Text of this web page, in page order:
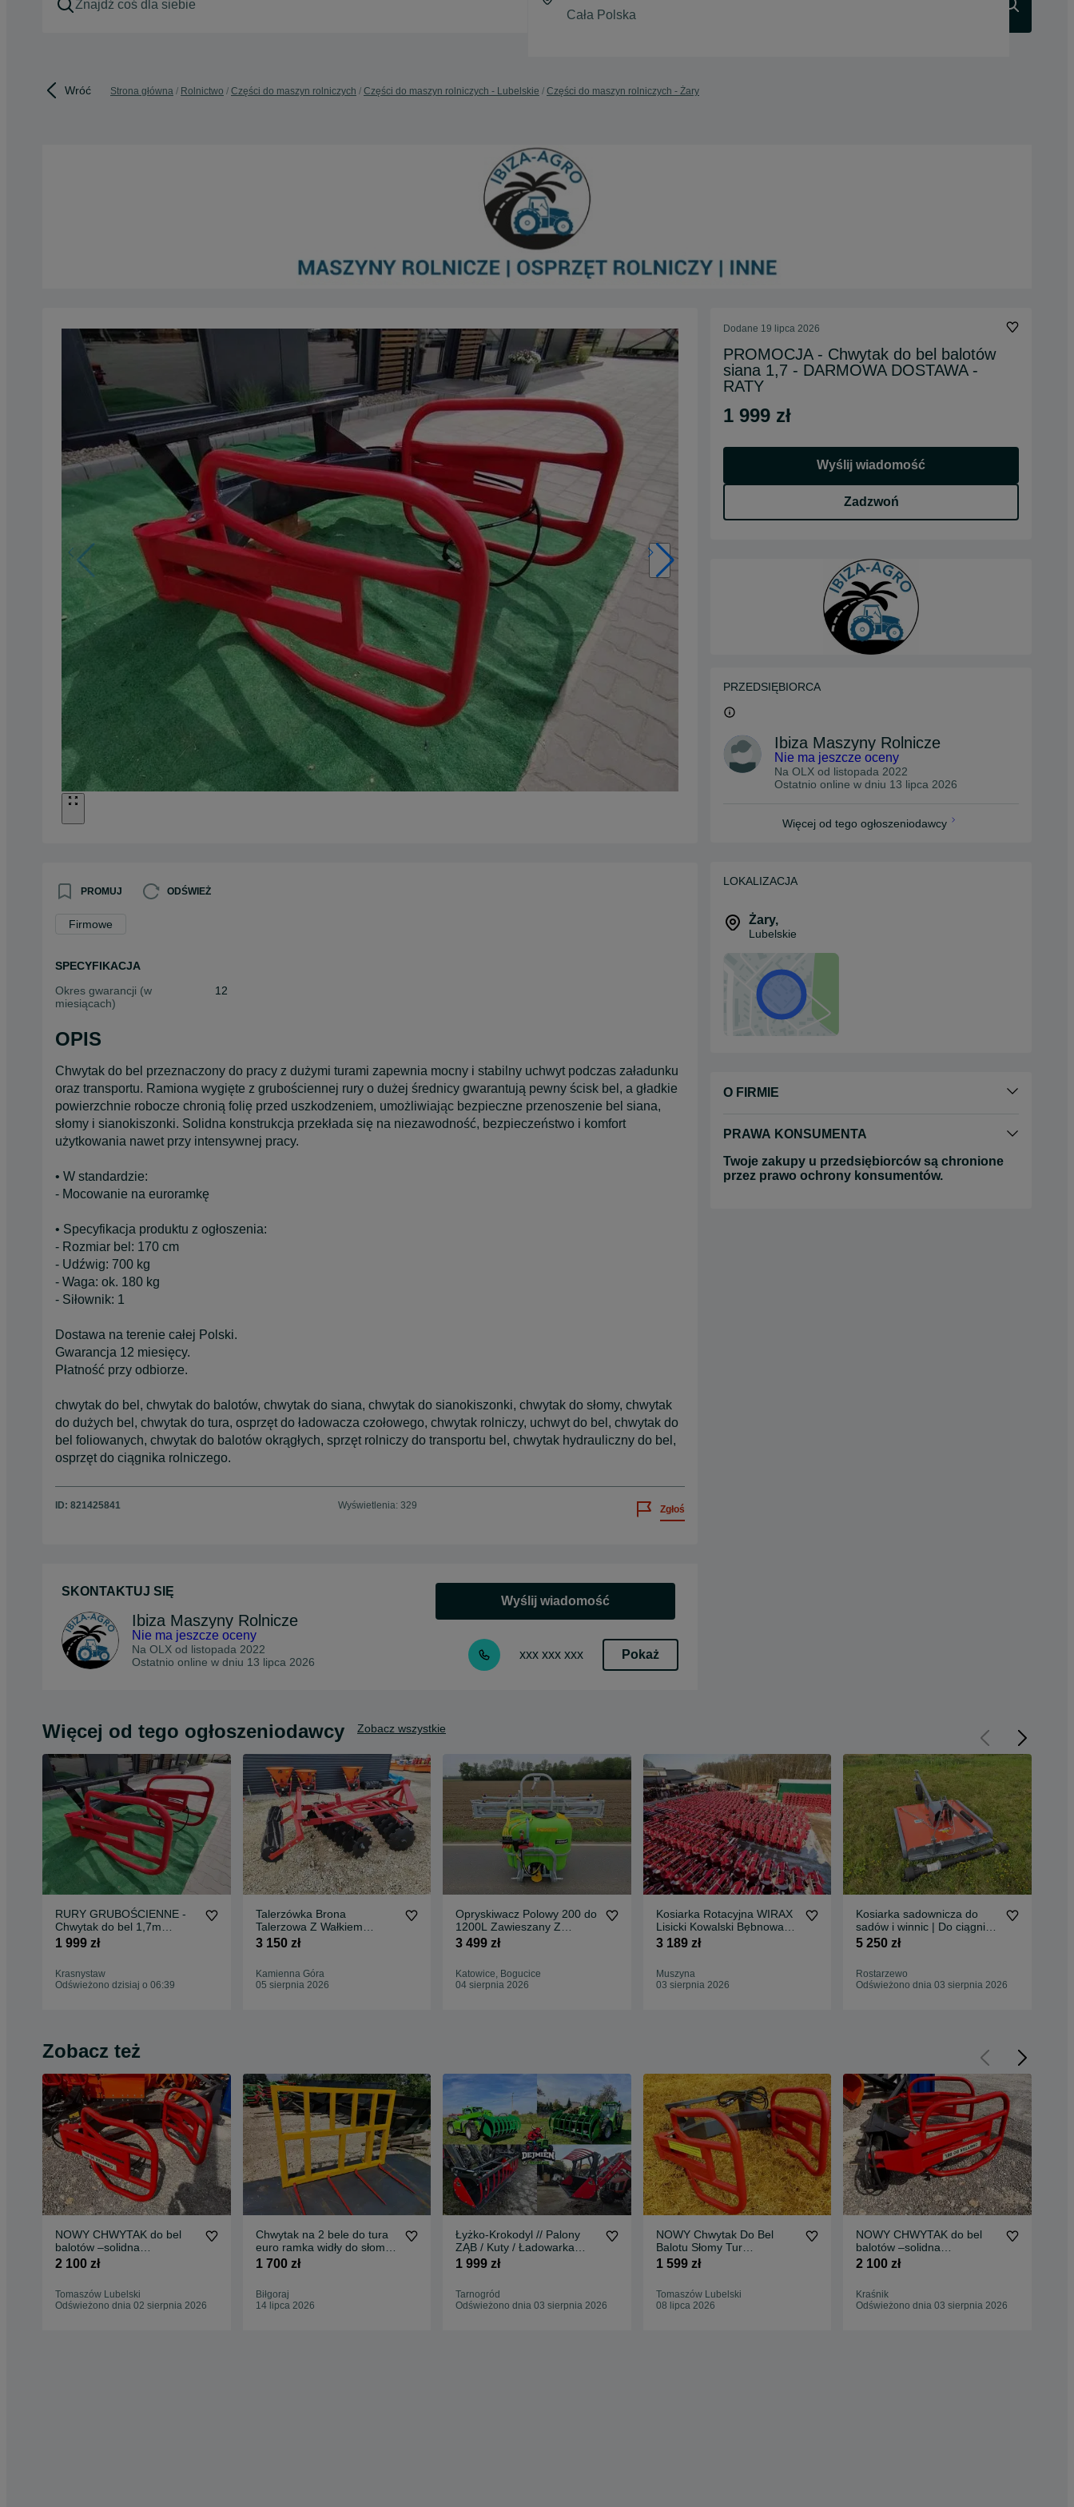
Wróć Strona główna Rolnictwo Części do maszyn rolniczych Części do maszyn rolniczych - Lubelskie Części do maszyn rolniczych - Żary
PROMUJ ODŚWIEŻ
Firmowe
SPECYFIKACJA
Okres gwarancji (w
miesiącach)
12
OPIS
Chwytak do bel przeznaczony do pracy z dużymi turami zapewnia mocny i stabilny uchwyt podczas załadunku
oraz transportu. Ramiona wygięte z grubościennej rury o dużej średnicy gwarantują pewny ścisk bel, a gładkie
powierzchnie robocze chronią folię przed uszkodzeniem, umożliwiając bezpieczne przenoszenie bel siana,
słomy i sianokiszonki. Solidna konstrukcja przekłada się na niezawodność, bezpieczeństwo i komfort
użytkowania nawet przy intensywnej pracy.
• W standardzie:
- Mocowanie na euroramkę
• Specyfikacja produktu z ogłoszenia:
- Rozmiar bel: 170 cm
- Udźwig: 700 kg
- Waga: ok. 180 kg
- Siłownik: 1
Dostawa na terenie całej Polski.
Gwarancja 12 miesięcy.
Płatność przy odbiorze.
chwytak do bel, chwytak do balotów, chwytak do siana, chwytak do sianokiszonki, chwytak do słomy, chwytak
do dużych bel, chwytak do tura, osprzęt do ładowacza czołowego, chwytak rolniczy, uchwyt do bel, chwytak do
bel foliowanych, chwytak do balotów okrągłych, sprzęt rolniczy do transportu bel, chwytak hydrauliczny do bel,
osprzęt do ciągnika rolniczego.
ID: 821425841 Wyświetlenia: 329 Zgłoś
SKONTAKTUJ SIĘ
Ibiza Maszyny Rolnicze
Nie ma jeszcze oceny
Na OLX od listopada 2022
Ostatnio online w dniu 13 lipca 2026
Wyślij wiadomość
xxx xxx xxx Pokaż
Dodane 19 lipca 2026
PROMOCJA - Chwytak do bel balotów
siana 1,7 - DARMOWA DOSTAWA -
RATY
1 999 zł
Wyślij wiadomość
Zadzwoń
PRZEDSIĘBIORCA
Ibiza Maszyny Rolnicze
Nie ma jeszcze oceny
Na OLX od listopada 2022
Ostatnio online w dniu 13 lipca 2026
Więcej od tego ogłoszeniodawcy
LOKALIZACJA
Żary,
Lubelskie
O FIRMIE
PRAWA KONSUMENTA
Twoje zakupy u przedsiębiorców są chronione
przez prawo ochrony konsumentów.
Więcej od tego ogłoszeniodawcy Zobacz wszystkie
RURY GRUBOŚCIENNE -
Chwytak do bel 1,7m
balotów EURO SMS - RATY
1 999 zł
Krasnystaw
Odświeżono dzisiaj o 06:39
Talerzówka Brona
Talerzowa Z Wałkiem
Strunowym Strumyk ALFA
3 150 zł
Kamienna Góra
05 sierpnia 2026
Opryskiwacz Polowy 200 do
1200L Zawieszany Z
Dostawą Cała Polska
3 499 zł
Katowice, Bogucice
04 sierpnia 2026
Kosiarka Rotacyjna WIRAX
Lisicki Kowalski Bębnowa
1,35m 1,65m 1,85m
3 189 zł
Muszyna
03 sierpnia 2026
Kosiarka sadownicza do
sadów i winnic | Do ciągnika
traktora | NOWA |
5 250 zł
Rostarzewo
Odświeżono dnia 03 sierpnia 2026
Zobacz też
NOWY CHWYTAK do bel
balotów –solidna
konstrukcja
2 100 zł
Tomaszów Lubelski
Odświeżono dnia 02 sierpnia 2026
Chwytak na 2 bele do tura
euro ramka widły do słomy
na 4 kły Filpol
1 700 zł
Biłgoraj
14 lipca 2026
Łyżko-Krokodyl // Palony
ZĄB / Kuty / Ładowarka
traktor // MASZYNA DLA
Wzmacniana // LEMIESZ
HARDOX // Solidny **
1 999 zł
Tarnogród
Odświeżono dnia 03 sierpnia 2026
NOWY Chwytak Do Bel
Balotu Słomy Tur
Euroramka 1-siłownik
1 599 zł
Tomaszów Lubelski
08 lipca 2026
NOWY CHWYTAK do bel
balotów –solidna
konstrukcja
2 100 zł
Kraśnik
Odświeżono dnia 03 sierpnia 2026